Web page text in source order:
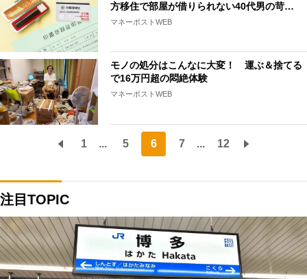
方移住で部屋が借りられない40代男の苛…
マネーポストWEB
モノの処分はこんなに大変！ 運ぶ＆捨てる
で16万円超の悶絶体験
マネーポストWEB
1 ... 5 6 7 ... 12
注目TOPIC